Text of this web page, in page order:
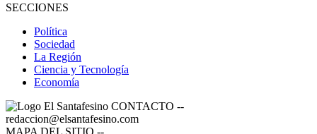
SECCIONES
Política
Sociedad
La Región
Ciencia y Tecnología
Economía
CONTACTO --
redaccion@elsantafesino.com
MAPA DEL SITIO --